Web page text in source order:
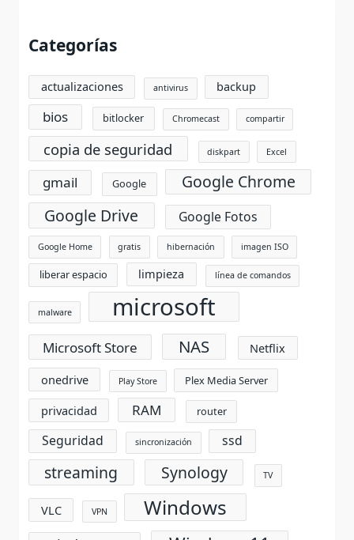
Categorías
actualizaciones antivirus backup
bios bitlocker Chromecast compartir
copia de seguridad diskpart Excel
gmail Google
Google Chrome
Google Drive
Google Fotos
Google Home gratis hibernación imagen ISO
liberar espacio limpieza línea de comandos
malware microsoft
Microsoft Store NAS
Netflix
onedrive
Play Store Plex Media Server
privacidad RAM router
Seguridad sincronización ssd
streaming Synology TV
VLC VPN Windows